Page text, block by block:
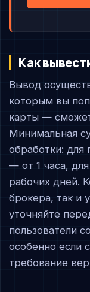
Как
Вывод
которым вы
карты —
Минимальная
обработки: для
— от 1 часа,
рабочих дней.
брокера, так и
уточняйте
пользователи
особенно если
требование